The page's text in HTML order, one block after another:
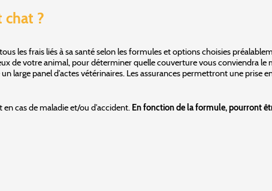
chat ?
les frais liés à sa santé selon les formules et options choisies
de votre animal, pour déterminer quelle couverture vous conviendra le
large panel d’actes vétérinaires. Les assurances permettront une prise
cas de maladie et/ou d’accident. En fonction de la formule, pourront